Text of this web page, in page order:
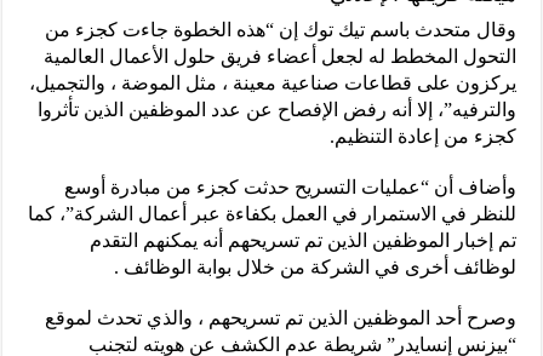
وقال متحدث باسم تيك توك إن “هذه الخطوة جاءت كجزء من
التحول المخطط له لجعل أعضاء فريق حلول الأعمال العالمية
يركزون على قطاعات صناعية معينة ، مثل الموضة ، والتجميل،
والترفيه”، إلا أنه رفض الإفصاح عن عدد الموظفين الذين تأثروا
كجزء من إعادة التنظيم.
وأضاف أن “عمليات التسريح حدثت كجزء من مبادرة أوسع
للنظر في الاستمرار في العمل بكفاءة عبر أعمال الشركة”، كما
تم إخبار الموظفين الذين تم تسريحهم أنه يمكنهم التقدم
لوظائف أخرى في الشركة من خلال بوابة الوظائف .
وصرح أحد الموظفين الذين تم تسريحهم ، والذي تحدث لموقع
“بيزنس إنسايدر” شريطة عدم الكشف عن هويته لتجنب